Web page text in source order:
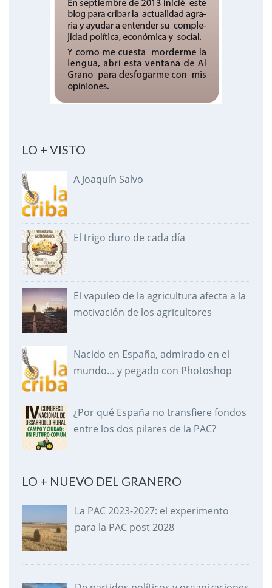
LO + VISTO
A Joaquín Salvo
El trigo duro de cada día
El vapuleo de la agricultura afecta a la
motivación de los agricultores
Nacido en España, admirado en el
mundo… y pegado con Photoshop
¿Por qué España no transfiere fondos
entre los dos pilares de la PAC?
LO + NUEVO DEL GRANERO
La PAC 2023-2027: el experimento
para la PAC post 2028